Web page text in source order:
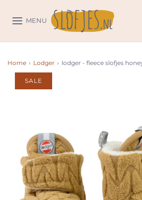
MENU
Home › Lodger › lodger - fleece slofjes
SALE